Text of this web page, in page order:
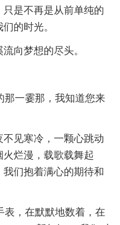
是不再是从前单纯的
的时光。
向梦想的尽头。
那一霎那，我知道您来
见寒冷，一颗心跳动
烂漫，载歌载舞起
们抱着满心的期待和
表，在默默地数着，在